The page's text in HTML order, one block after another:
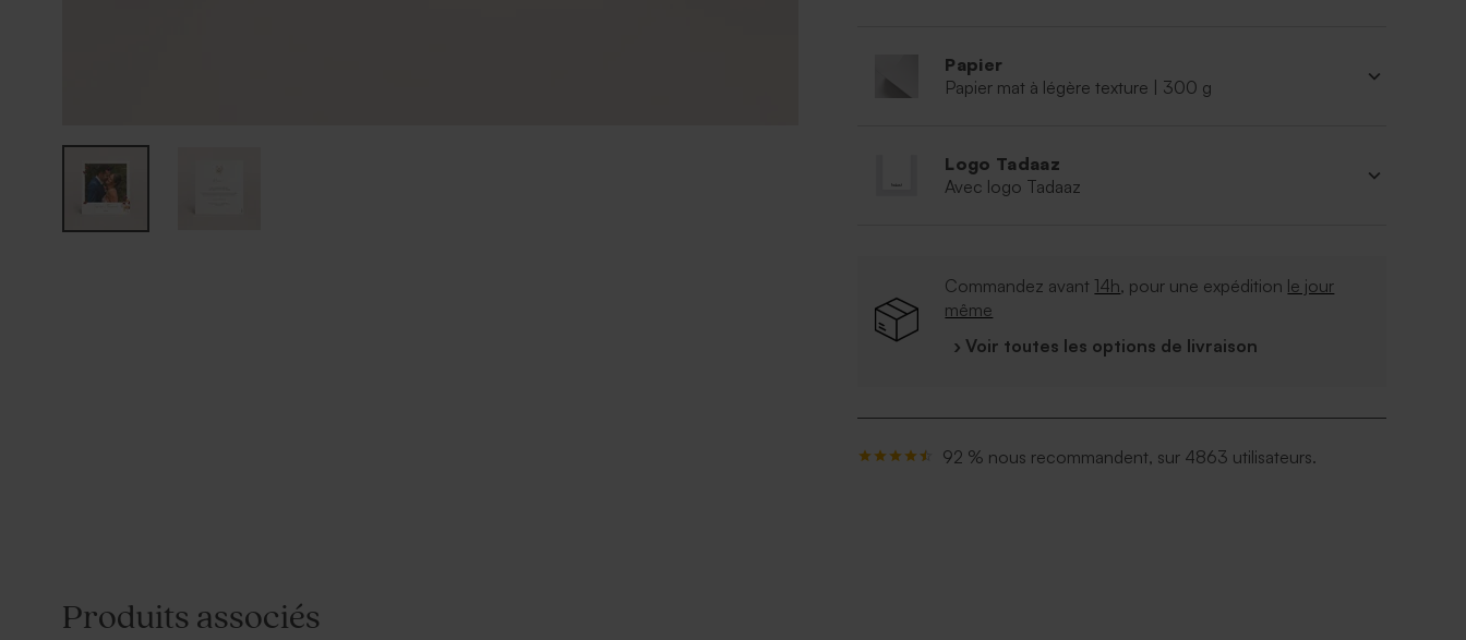
Papier
Papier mat à légère texture | 300 g
Logo Tadaaz
Avec logo Tadaaz
Commandez avant 14h, pour une expédition le jour
même
› Voir toutes les options de livraison
92 % nous recommandent, sur 4863 utilisateurs.
Produits associés